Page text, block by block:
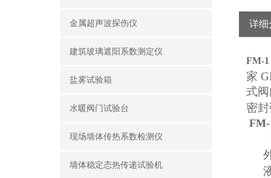
金属超声波探伤仪
建筑玻璃遮阳系数测定仪
盐雾试验箱
水暖阀门试验台
现场墙体传热系数检测仪
墙体稳定态热传递试验机
详细
FM-1
家
式
密
FM-